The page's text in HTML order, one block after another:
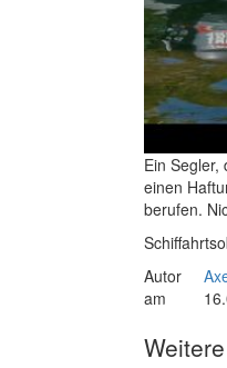
Ein
einen
berufen.
Autor
am